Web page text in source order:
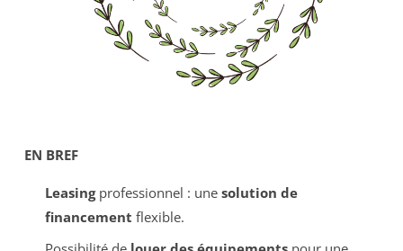
EN BREF
Leasingprofessionnel : une solution de
financement flexible.